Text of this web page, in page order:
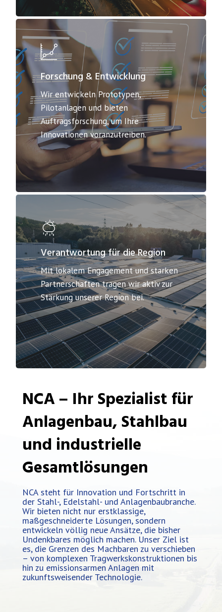
Forschung & Entwicklung
Wir entwickeln Prototypen,
Pilotanlagen und bieten
Auftragsforschung, um Ihre
Innovationen voranzutreiben.
Verantwortung für die Region
Mit lokalem Engagement und starken
Partnerschaften tragen wir aktiv zur
Stärkung unserer Region bei.
NCA – Ihr Spezialist für
Anlagenbau, Stahlbau
und industrielle
Gesamtlösungen
NCA steht für Innovation und Fortschritt in
der Stahl-, Edelstahl- und Anlagenbaubranche.
Wir bieten nicht nur erstklassige,
maßgeschneiderte Lösungen, sondern
entwickeln völlig neue Ansätze, die bisher
Undenkbares möglich machen. Unser Ziel ist
es, die Grenzen des Machbaren zu verschieben
– von komplexen Tragwerkskonstruktionen bis
hin zu emissionsarmen Anlagen mit
zukunftsweisender Technologie.